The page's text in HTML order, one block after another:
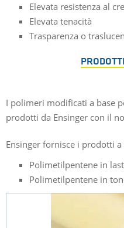
Elevata resistenza al
Elevata tenacità
Trasparenza o
I polimeri modificati a base
prodotti da Ensinger con il
Ensinger fornisce i prodotti
Polimetilpentene in
Polimetilpentene in